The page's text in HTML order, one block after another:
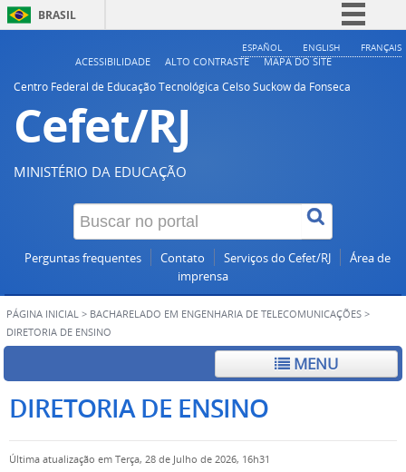
BRASIL
Simplifique!
ESPAÑOL ENGLISH FRANÇAIS
ACESSIBILIDADE ALTO CONTRASTE
MAPA DO SITE
Centro Federal de Educação Tecnológica Celso Suckow da Fonseca
Cefet/RJ
MINISTÉRIO DA EDUCAÇÃO
Perguntas frequentes Contato Serviços do Cefet/RJ
Área de
imprensa
PÁGINA INICIAL > BACHARELADO EM ENGENHARIA DE TELECOMUNICAÇÕES >
DIRETORIA DE ENSINO
MENU
DIRETORIA DE ENSINO
Última atualização em Terça, 28 de Julho de 2026, 16h31